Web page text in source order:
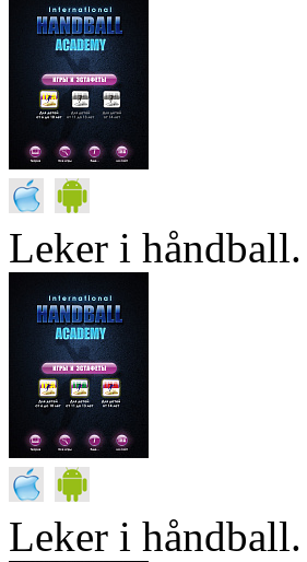
Leker i
Leker i